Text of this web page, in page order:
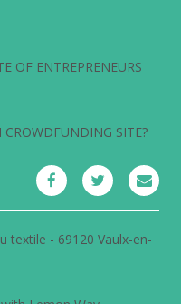
OF ENTREPRENEURS
SITE?
textile - 69120 Vaulx-en-